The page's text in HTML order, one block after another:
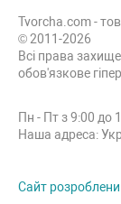
Tvorcha.com -
© 2011-2026
Всі права
обов'язкове
Пн - Пт з 9:00 до
Наша адреса:
Сайт